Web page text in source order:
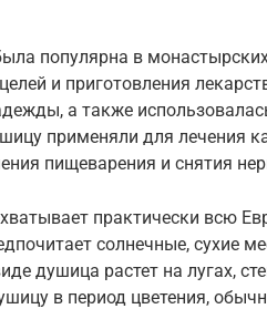
популярна в
и приготовления
а также
применяли для лечения
пищеварения и снятия
практически всю
солнечные, сухие
душица растет на лугах,
в период цветения,